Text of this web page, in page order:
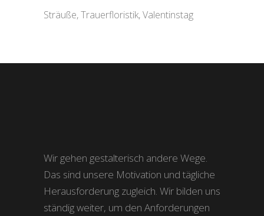
Sträuße Trauerfloristik Valentinstag
Wir gehen gestalterisch andere Wege.
Das sind unsere Motivation und tägliche
Herausforderung zugleich. Wir bilden uns
ständig weiter, um den Anforderungen